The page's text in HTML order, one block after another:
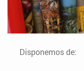
Disponemos de: